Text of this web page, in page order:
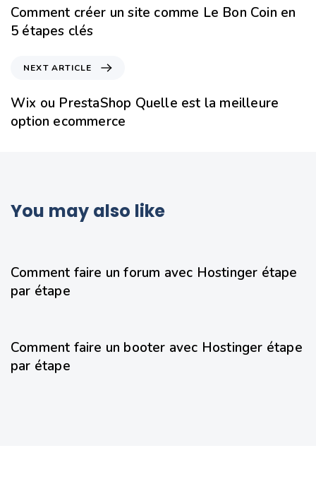
Comment créer un site comme Le Bon Coin en
5 étapes clés
NEXT ARTICLE
Wix ou PrestaShop Quelle est la meilleure
option ecommerce
You may also like
Comment faire un forum avec Hostinger étape
par étape
Comment faire un booter avec Hostinger étape
par étape